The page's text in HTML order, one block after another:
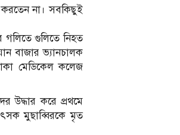
করতেন না। সবকিছুই
গলিতে গুলিতে নিহত
বাজার ভ্যানচালক
মেডিকেল কলেজ
উদ্ধার করে প্রথমে
মুছাব্বিরকে মৃত